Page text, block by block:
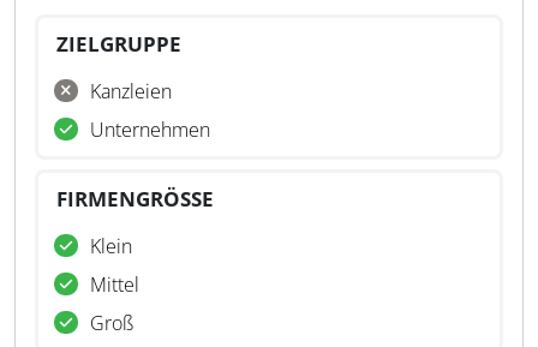
ZIELGRUPPE
Kanzleien
Unternehmen
FIRMENGRÖSSE
Klein
Mittel
Groß